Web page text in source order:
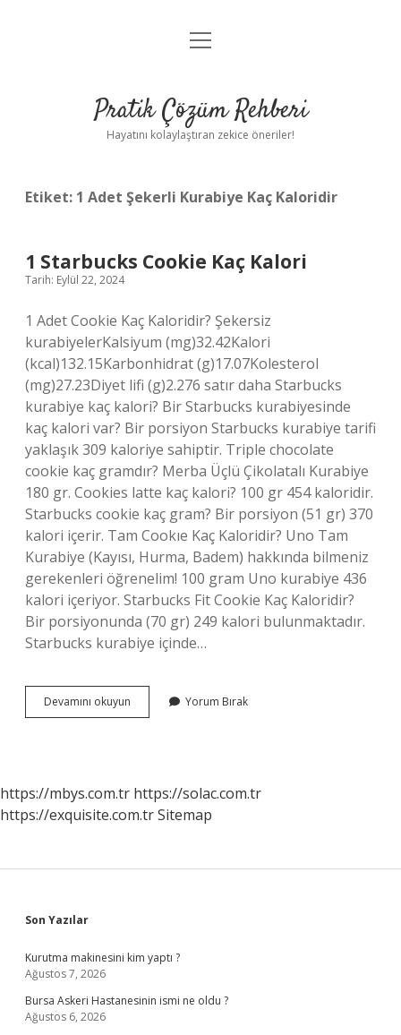
Anasayfa
Yasal Uyarı
menüyü
Pratik Çözüm Rehberi
Hayatını kolaylaştıran zekice öneriler!
Etiket: 1 Adet Şekerli Kurabiye Kaç Kaloridir
1 Starbucks Cookie Kaç Kalori
Tarih: Eylül 22, 2024
1 Adet Cookie Kaç Kaloridir? Şekersiz
kurabiyelerKalsiyum (mg)32.42Kalori
(kcal)132.15Karbonhidrat (g)17.07Kolesterol
(mg)27.23Diyet lifi (g)2.276 satır daha Starbucks
kurabiye kaç kalori? Bir Starbucks kurabiyesinde
kaç kalori var? Bir porsiyon Starbucks kurabiye tarifi
yaklaşık 309 kaloriye sahiptir. Triple chocolate
cookie kaç gramdır? Merba Üçlü Çikolatalı Kurabiye
180 gr. Cookies latte kaç kalori? 100 gr 454 kaloridir.
Starbucks cookie kaç gram? Bir porsiyon (51 gr) 370
kalori içerir. Tam Cookıe Kaç Kaloridir? Uno Tam
Kurabiye (Kayısı, Hurma, Badem) hakkında bilmeniz
gerekenleri öğrenelim! 100 gram Uno kurabiye 436
kalori içeriyor. Starbucks Fit Cookie Kaç Kaloridir?
Bir porsiyonunda (70 gr) 249 kalori bulunmaktadır.
Starbucks kurabiye içinde…
Devamını okuyun
Starbucks
Yorum Bırak
https://mbys.com.tr https://solac.com.tr
https://exquisite.com.trSitemap
Sidebar
Son Yazılar
Kurutma makinesini kim yaptı ?
Ağustos 7, 2026
Bursa Askeri Hastanesinin ismi ne oldu ?
Ağustos 6, 2026